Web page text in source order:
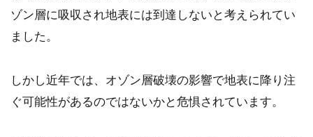
ゾン層に吸収され地表には到達しないと考えられてい
ました。
しかし近年では、オゾン層破壊の影響で地表に降り注
ぐ可能性があるのではないかと危惧されています。